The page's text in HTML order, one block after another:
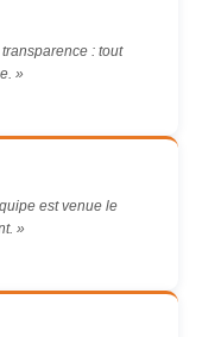
: tout
»
est venue le
»